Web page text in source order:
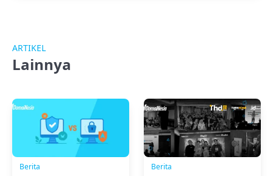
ARTIKEL
Lainnya
Berita Berita